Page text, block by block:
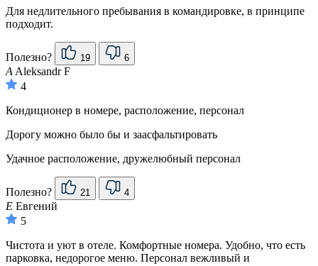
Для недлительного пребывания в командировке, в принципе
подходит.
Полезно? 19 6
A Aleksandr F
4
Кондиционер в номере, расположение, персонал
Дорогу можно было бы и заасфальтировать
Удачное расположение, дружелюбный персонал
Полезно? 21 4
Е Евгений
5
Чистота и уют в отеле. Комфортные номера. Удобно, что есть
парковка, недорогое меню. Персонал вежливый и